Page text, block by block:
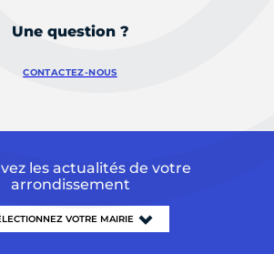
Une question ?
CONTACTEZ-NOUS
les actualités de votre
arrondissement